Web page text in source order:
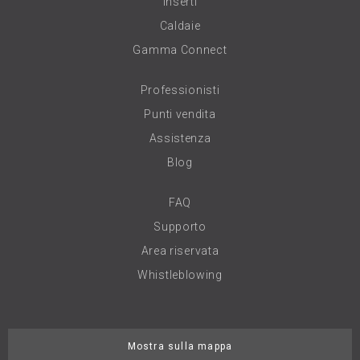
Caldaie
Gamma Connect
Professionisti
Punti vendita
Assistenza
Blog
FAQ
Supporto
Area riservata
Whistleblowing
Mostra sulla mappa